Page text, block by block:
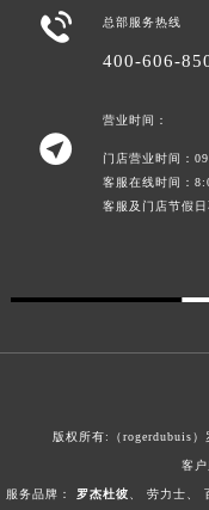
 总部服务热线
400-606-

营业时间：
门店营业时间：
客服在线时间：
客服及门店节假日
版权所有:（rogerdubuis
客户
服务品牌： 罗杰杜彼、 劳力士、